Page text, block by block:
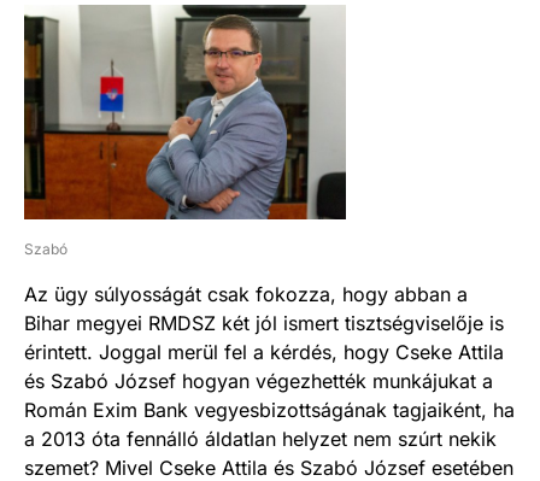
Szabó
Az ügy súlyosságát csak fokozza, hogy abban a
Bihar megyei RMDSZ két jól ismert tisztségviselője is
érintett. Joggal merül fel a kérdés, hogy Cseke Attila
és Szabó József hogyan végezhették munkájukat a
Román Exim Bank vegyesbizottságának tagjaiként, ha
a 2013 óta fennálló áldatlan helyzet nem szúrt nekik
szemet? Mivel Cseke Attila és Szabó József esetében